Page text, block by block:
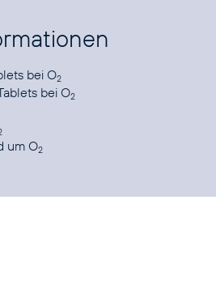
bei O2
bei O2
um O2